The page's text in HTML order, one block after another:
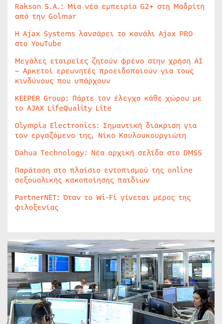
Rakson S.A.: Μία νέα εμπειρία G2+ στη Μαδρίτη
από την Golmar
Η Ajax Systems λανσάρει το κανάλι Ajax PRO
στο YouTube
Μεγάλες εταιρείες ζητούν φρένο στην χρήση AI
– Αρκετοί ερευνητές προειδοποιούν για τους
κινδύνους που υπάρχουν
KEEPER Group: Πάρτε τον έλεγχο κάθε χώρου με
το AJAX LifeQuality Lite
Olympia Electronics: Σημαντική διάκριση για
τον εργαζόμενο της, Νίκο Κουλουκουργιώτη
Dahua Technology: Νέα αρχική σελίδα στο DMSS
Παράταση στο πλαίσιο εντοπισμού της online
σεξουαλικής κακοποίησης παιδιών
PartnerNET: Όταν το Wi-Fi γίνεται μέρος της
φιλοξενίας